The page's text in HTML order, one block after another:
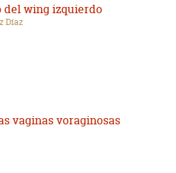
del wing izquierdo
Díaz
vaginas voraginosas